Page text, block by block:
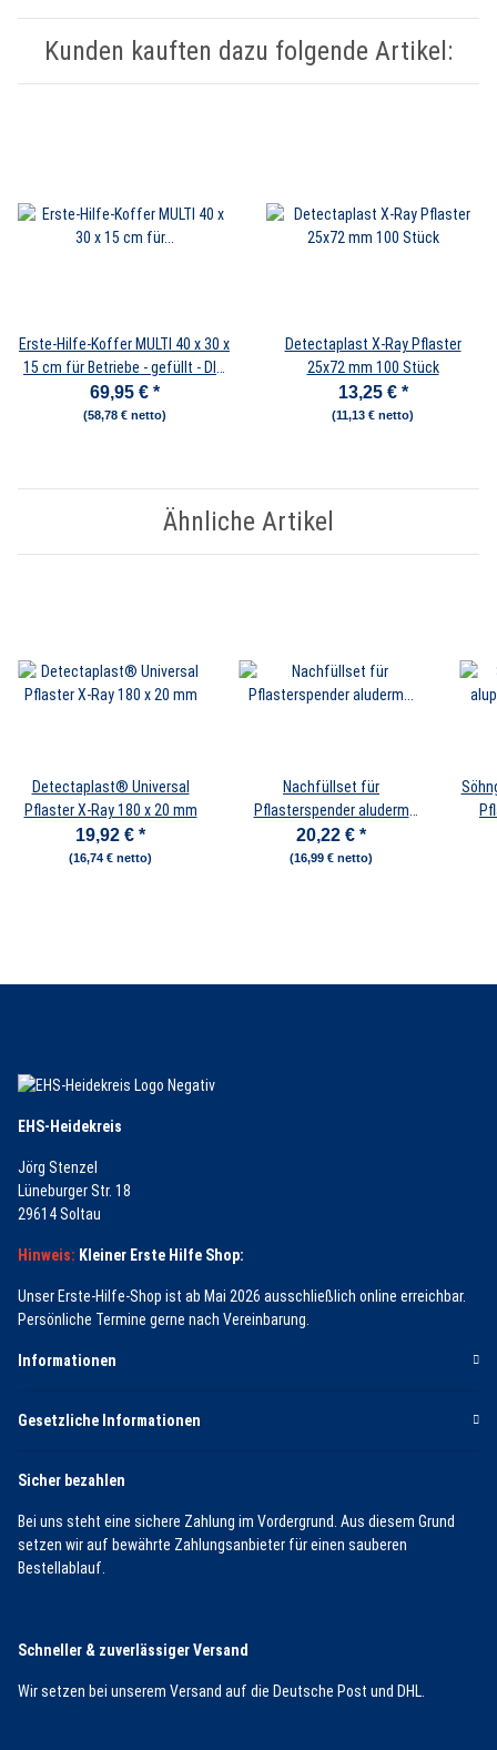
Kunden kauften dazu folgende Artikel:
Erste-Hilfe-Koffer MULTI 40 x 30 x
15 cm für Betriebe - gefüllt - DIN
13169:2021
69,95 € *
(58,78 € netto)
Detectaplast X-Ray Pflaster
25x72 mm 100 Stück
13,25 € *
(11,13 € netto)
Ähnliche Artikel
Detectaplast® Universal
Pflaster X-Ray 180 x 20 mm
19,92 € *
(16,74 € netto)
Nachfüllset für
Pflasterspender aluderm
komplett 115 Stück
20,22 € *
(16,99 € netto)
EHS-Heidekreis
Jörg Stenzel
Lüneburger Str. 18
29614 Soltau
Hinweis: Kleiner Erste Hilfe Shop:
Unser Erste-Hilfe-Shop ist ab Mai 2026 ausschließlich online erreichbar.
Persönliche Termine gerne nach Vereinbarung.
Informationen
Gesetzliche Informationen
Sicher bezahlen
Bei uns steht eine sichere Zahlung im Vordergrund. Aus diesem Grund
setzen wir auf bewährte Zahlungsanbieter für einen sauberen
Bestellablauf.
Schneller & zuverlässiger Versand
Wir setzen bei unserem Versand auf die Deutsche Post und DHL.